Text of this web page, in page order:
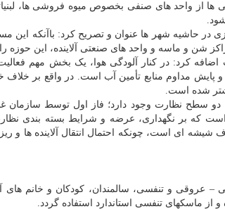
ها از واحد های صنفی بخصوص میوه فروشی ها،
حاشیه شهر ها عنوان و تصریح کرد: باآنکه این
شن و ماسه و واحد های صنعتی آلاینده، این
کرد: در کنار آلودگی هوا، یک بخش مهم
پایش مداوم منابع تأمین آب است. در واقع بر خلاف
شده است.
سطح نظارت وجود دارد؛ فاز اول توسط سازمان
که بر نگهداری، عرضه و شرایط بسته بندی
ای است، چونکه احتمال انتقال آلاینده ها و
– عروقی و تنفسی، سالمندان، کودکان و خانم های
از ماسکهای تنفسی استاندارد استفاده گردد.